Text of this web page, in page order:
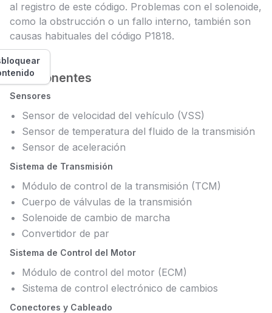
al registro de este código. Problemas con el solenoide,
como la obstrucción o un fallo interno, también son
causas habituales del código P1818.
Componentes
Sensores
Sensor de velocidad del vehículo (VSS)
Sensor de temperatura del fluido de la transmisión
Sensor de aceleración
Sistema de Transmisión
Módulo de control de la transmisión (TCM)
Cuerpo de válvulas de la transmisión
Solenoide de cambio de marcha
Convertidor de par
Sistema de Control del Motor
Módulo de control del motor (ECM)
Sistema de control electrónico de cambios
Conectores y Cableado